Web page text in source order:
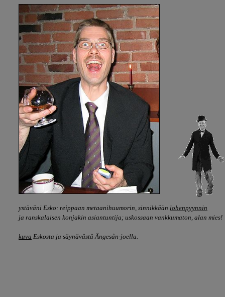
ystäväni Esko: reippaan metaanihuumorin, sinnikkään lohenpyynnin
ja ranskalaisen konjakin asiantuntija; uskossaan vankkumaton, alan mies!
kuva Eskosta ja säynävästä Ängesån-joella.